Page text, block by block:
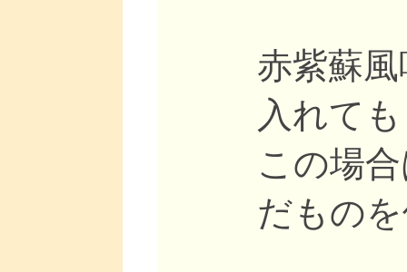
赤紫蘇
入れて
この場
だもの